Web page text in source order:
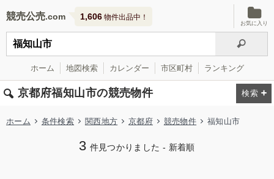
競売公売 1,606 物件出品中！
お気に入り
ホーム 地図検索 カレンダー 市区町村 ランキング
京都府福知山市の競売物件
ホーム 条件検索 関西地方 京都府 競売物件 福知山市
3 件見つかりました - 新着順